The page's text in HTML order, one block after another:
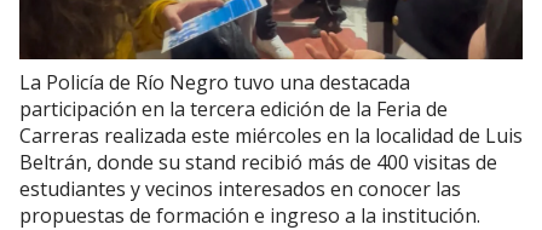
La Policía de Río Negro tuvo una destacada
participación en la tercera edición de la Feria de
Carreras realizada este miércoles en la localidad de Luis
Beltrán, donde su stand recibió más de 400 visitas de
estudiantes y vecinos interesados en conocer las
propuestas de formación e ingreso a la institución.